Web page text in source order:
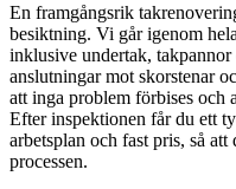
En framgångsrik
besiktning. Vi går igenom
inklusive undertak,
anslutningar mot skorstenar
att inga problem förbises och
Efter inspektionen får du ett
arbetsplan och fast pris, så
processen.